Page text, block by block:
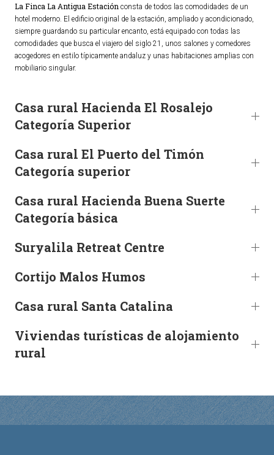
Empleo y Seguridad Social
Seguridad
Servicios Comarcales
Servicios Provinciales
Historia
Fiestas
Gastronomía
Dónde dormir
Dónde comer
Entorno
Callejero
PUBLICACIONES
Agenda
La Finca La Antigua Estación consta de todos las comodidades de un
hotel moderno. El edificio original de la estación, ampliado y acondicionado,
siempre guardando su particular encanto, está equipado con todas las
comodidades que busca el viajero del siglo 21, unos salones y comedores
acogedores en estilo típicamente andaluz y unas habitaciones amplias con
mobiliario singular.
Casa rural Hacienda El Rosalejo
Categoría Superior
Casa rural El Puerto del Timón
Categoría superior
Casa rural Hacienda Buena Suerte
Categoría básica
Suryalila Retreat Centre
Cortijo Malos Humos
Casa rural Santa Catalina
Viviendas turísticas de alojamiento
rural